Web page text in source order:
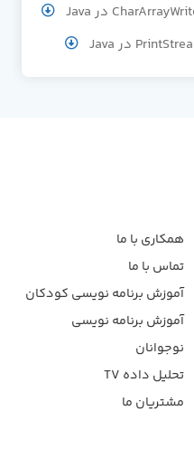
همکاری با ما
تماس با ما
آموزش برنامه نویسی کودکان
آموزش برنامه نویسی
نوجوانان
تحلیل داده TV
مشتریان ما